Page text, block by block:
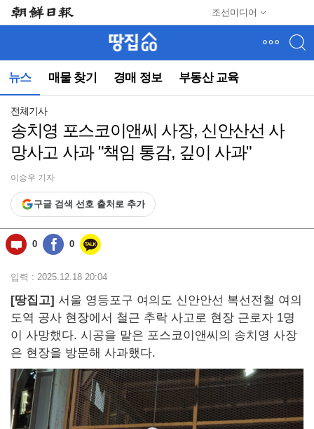
조선미디어
뉴스 매물 찾기 경매 정보 부동산 교육
뉴
(컨
동)
전체기사
송치영 포스코이앤씨 사장, 신안산선 사
망사고 사과 "책임 통감, 깊이 사과"
이승우 기자
구글 검색 선호 출처로 추가
0 0
입력 : 2025.12.18 20:04
[땅집고] 서울 영등포구 여의도 신안안선 복선전철 여의
도역 공사 현장에서 철근 추락 사고로 현장 근로자 1명
이 사망했다. 시공을 맡은 포스코이앤씨의 송치영 사장
은 현장을 방문해 사과했다.